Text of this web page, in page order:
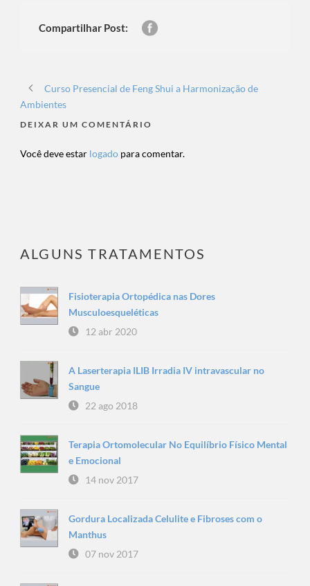
Compartilhar Post:
Curso Presencial de Feng Shui a Harmonização de
Ambientes
DEIXAR UM COMENTÁRIO
Você deve estar logado para comentar.
ALGUNS TRATAMENTOS
Fisioterapia Ortopédica nas Dores
Musculoesqueléticas
12 abr 2020
A Laserterapia ILIB Irradia IV intravascular no
Sangue
22 ago 2018
Terapia Ortomolecular No Equilíbrio Físico Mental
e Emocional
14 nov 2017
Gordura Localizada Celulite e Fibroses com o
Manthus
07 nov 2017